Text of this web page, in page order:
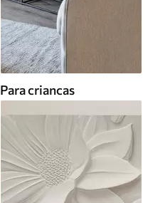
Para criancas